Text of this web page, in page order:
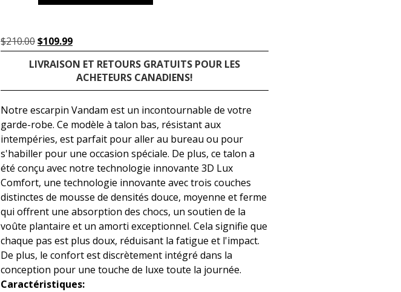
$210.00$109.99
LIVRAISON ET RETOURS GRATUITS POUR LES
ACHETEURS CANADIENS!
Notre escarpin Vandam est un incontournable de votre
garde-robe. Ce modèle à talon bas, résistant aux
intempéries, est parfait pour aller au bureau ou pour
s'habiller pour une occasion spéciale. De plus, ce talon a
été conçu avec notre technologie innovante 3D Lux
Comfort, une technologie innovante avec trois couches
distinctes de mousse de densités douce, moyenne et ferme
qui offrent une absorption des chocs, un soutien de la
voûte plantaire et un amorti exceptionnel. Cela signifie que
chaque pas est plus doux, réduisant la fatigue et l'impact.
De plus, le confort est discrètement intégré dans la
conception pour une touche de luxe toute la journée.
Caractéristiques: